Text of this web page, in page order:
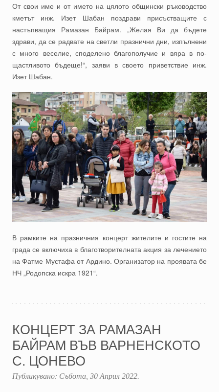
От свои име и от името на цялото общински ръководство
кметът инж. Изет Шабан поздрави присъстващите с
настъпващия Рамазан Байрам. „Желая Ви да бъдете
здрави, да се радвате на светли празнични дни, изпълнени
с много веселие, споделено благополучие и вяра в по-
щастливото бъдеще!“, заяви в своето приветствие инж.
Изет Шабан.
В рамките на празничния концерт жителите и гостите на
града се включиха в благотворителната акция за лечението
на Фатме Мустафа от Ардино. Организатор на проявата бе
НЧ „Родопска искра 1921“.
КОНЦЕРТ ЗА РАМАЗАН
БАЙРАМ ВЪВ ВАРНЕНСКОТО
С. ЦОНЕВО
Публикувано: Събота, 30 Април 2022.